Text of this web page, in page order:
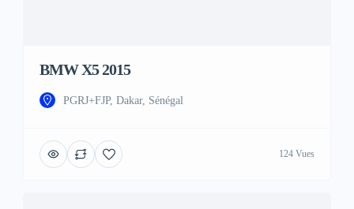
BMW X5 2015
PGRJ+FJP, Dakar, Sénégal
124 Vues